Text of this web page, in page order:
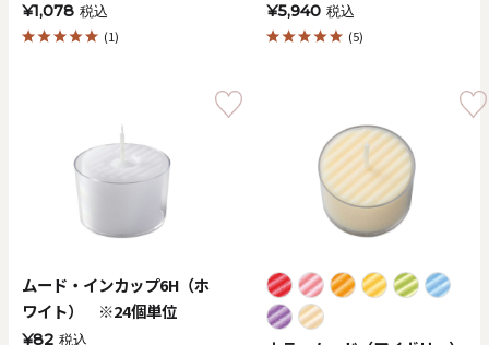
¥1,078 税込
(1)
¥5,940 税込
(5)
ムード・インカップ6H（ホ
ワイト） ※24個単位
¥82 税込